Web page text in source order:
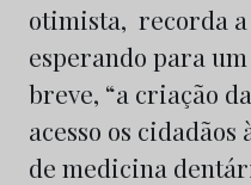
otimista, recorda
esperando para
breve, “a criação
acesso os
de medicina